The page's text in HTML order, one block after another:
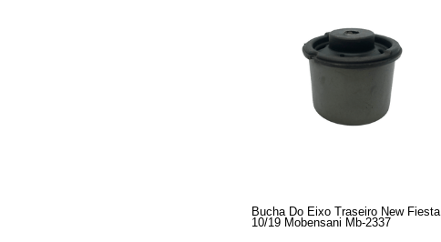
Bucha Do Eixo Traseiro New Fiesta
10/19 Mobensani Mb-2337